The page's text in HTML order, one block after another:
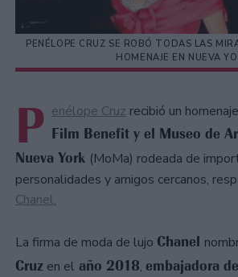
PENÉLOPE CRUZ SE ROBÓ TODAS LAS
HOMENAJE EN NUEVA
P enélope Cruz recibió un
Film Benefit y el Museo de
Nueva York (MoMa) rodeada de
personalidades y amigos cercanos,
Chanel.
La firma de moda de lujo Chanel
Cruz en el año 2018, embajadora